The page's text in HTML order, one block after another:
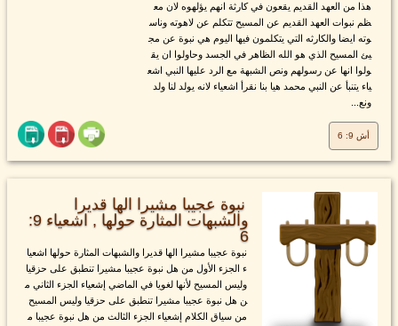
هذا من العهد القديم يقعون في كارثة انهم يؤلهوه لان مع
ظم نبوات العهد القديم عن المسيح تتكلم عن لاهوته وناس
وته ايضا والكارثه التي يتكلمون فيها اليوم هي نبوة عن مج
يئ المسيح الذي هو الله الظاهر في الجسد وحاولوا ان يق
ولوا انها عن رسولهم ونص الشبهة مع الرد عليها النبي اشع
ياء يتنبأ عن النبي محمد هيا بنا نقرأ اشعياء لانه يولد لنا ولد
ونع...
أش 9: 6
نبوة عجيبا مشيرا الها قديرا
والشبهات المثارة حولها , اشعياء 9:
6
نبوة عجيبا مشيرا الها قديرا والشبهات المثارة حولها اشعيا
ء الجزء الأول من هل نبوة عجيبا مشيرا تنطبق على حزقيا
وليس المسيح لأنها لغويا في الماضي إشعياء الجزء الثاني م
ن هل نبوة عجيبا مشيرا تنطبق على حزقيا وليس المسيح
من سياق الكلام إشعياء الجزء الثالث من هل نبوة عجيبا م